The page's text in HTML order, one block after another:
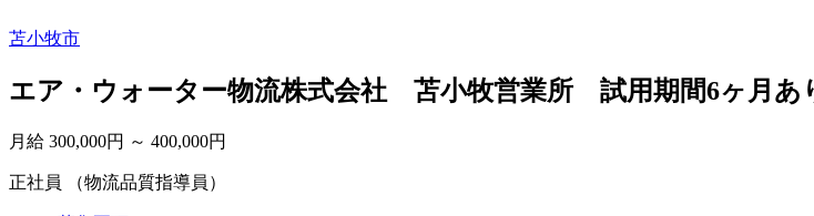
苫小牧市
エア・ウォーター物流株式会社 苫小牧営業所 試用期間6ヶ月あ
月給 300,000円 ～ 400,000円
正社員 （物流品質指導員）